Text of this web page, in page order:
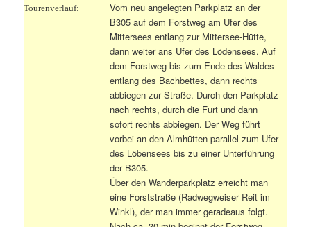
Tourenverlauf:
Vom neu angelegten Parkplatz an der
B305 auf dem Forstweg am Ufer des
Mittersees entlang zur Mittersee-Hütte,
dann weiter ans Ufer des Lödensees. Auf
dem Forstweg bis zum Ende des Waldes
entlang des Bachbettes, dann rechts
abbiegen zur Straße. Durch den Parkplatz
nach rechts, durch die Furt und dann
sofort rechts abbiegen. Der Weg führt
vorbei an den Almhütten parallel zum Ufer
des Löbensees bis zu einer Unterführung
der B305.
Über den Wanderparkplatz erreicht man
eine Forststraße (Radwegweiser Reit im
Winkl), der man immer geradeaus folgt.